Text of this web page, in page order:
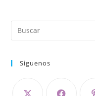
Siguenos